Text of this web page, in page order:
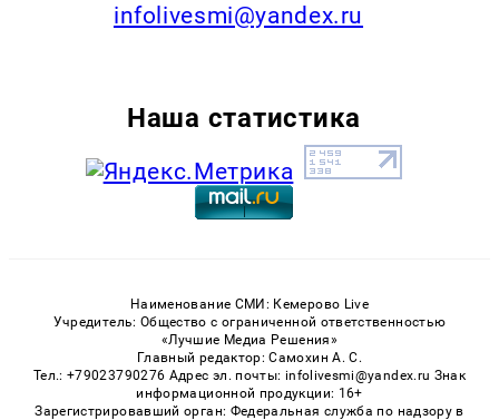
infolivesmi@yandex.ru
Наша статистика
Наименование СМИ: Кемерово Live
Учредитель: Общество с ограниченной ответственностью
«Лучшие Медиа Решения»
Главный редактор: Самохин А. С.
Тел.: +79023790276 Адрес эл. почты: infolivesmi@yandex.ru Знак
информационной продукции: 16+
Зарегистрировавший орган: Федеральная служба по надзору в